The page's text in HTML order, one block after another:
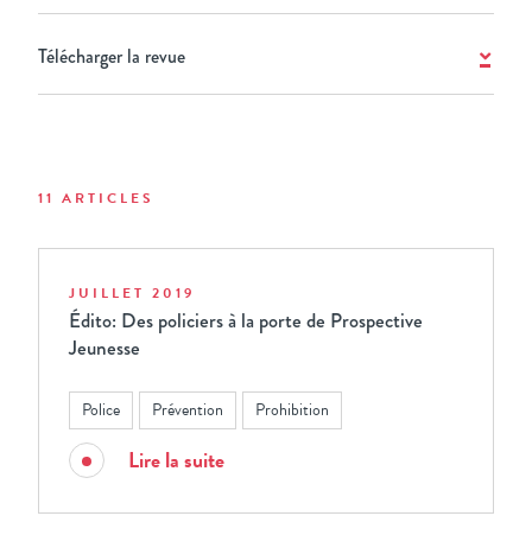
Télécharger la revue
11 ARTICLES
JUILLET 2019
Édito: Des policiers à la porte de Prospective
Jeunesse
Police Prévention Prohibition
Lire la suite